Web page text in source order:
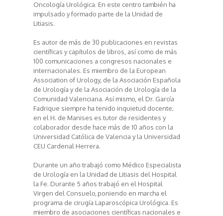
Oncología Urológica. En este centro también ha
impulsado y formado parte de la Unidad de
Litiasis.
Es autor de más de 30 publicaciones en revistas
científicas y capítulos de libros, así como de más
100 comunicaciones a congresos nacionales e
internacionales. Es miembro de la European
Association of Urology, de la Asociación Española
de Urología y de la Asociación de Urología de la
Comunidad Valenciana. Así mismo, el Dr. García
Fadrique siempre ha tenido inquietud docente;
en el H. de Manises es tutor de residentes y
colaborador desde hace más de 10 años con la
Universidad Católica de Valencia y la Universidad
CEU Cardenal Herrera.
Durante un año trabajó como Médico Especialista
de Urología en la Unidad de Litiasis del Hospital
la Fe. Durante 5 años trabajó en el Hospital
Virgen del Consuelo, poniendo en marcha el
programa de cirugía Laparoscópica Urológica. Es
miembro de asociaciones científicas nacionales e